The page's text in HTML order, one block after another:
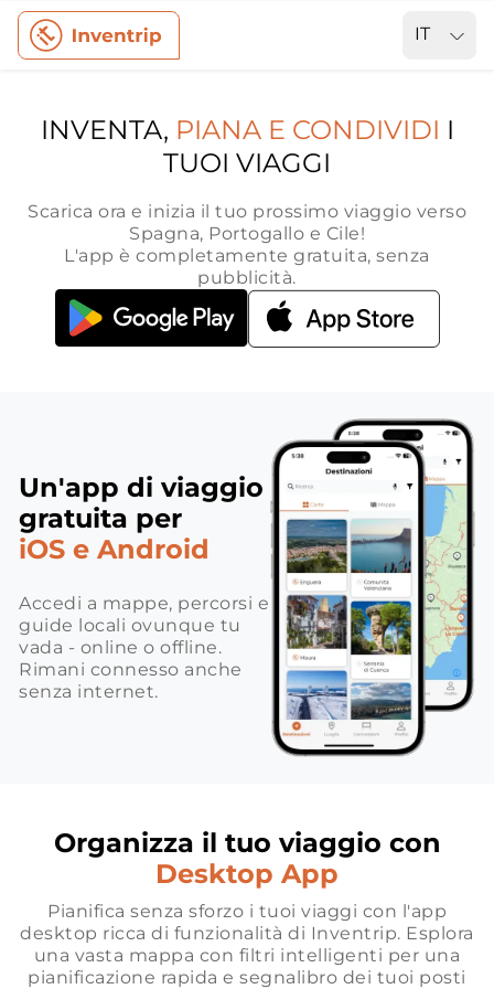
IT
INVENTA, PIANA E CONDIVIDI I
TUOI VIAGGI
Scarica ora e inizia il tuo prossimo viaggio verso
Spagna, Portogallo e Cile!
L'app è completamente gratuita, senza
pubblicità.
Un'app di viaggio
gratuita per
iOS e Android
Accedi a mappe, percorsi e
guide locali ovunque tu
vada - online o offline.
Rimani connesso anche
senza internet.
Organizza il tuo viaggio con
Desktop App
Pianifica senza sforzo i tuoi viaggi con l'app
desktop ricca di funzionalità di Inventrip. Esplora
una vasta mappa con filtri intelligenti per una
pianificazione rapida e segnalibro dei tuoi posti